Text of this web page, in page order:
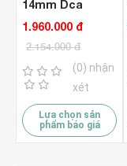
14mm Dca
AZC04-30
1.960.000 đ
2.154.000 đ
(0) nhận
xét
Lựa chọn sản
phẩm báo giá